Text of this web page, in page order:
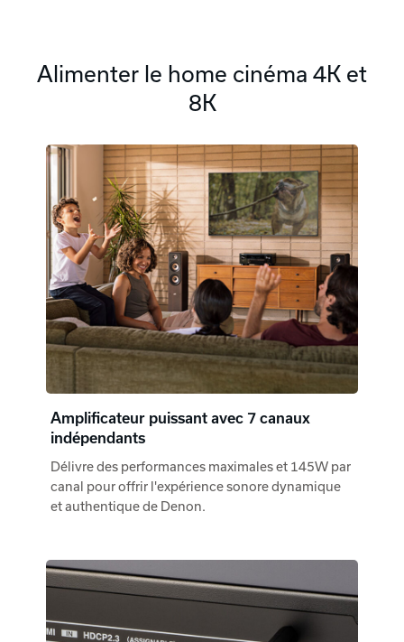
Alimenter le home cinéma 4K et
8K
Amplificateur puissant avec 7 canaux
indépendants
Délivre des performances maximales et 145W par
canal pour offrir l'expérience sonore dynamique
et authentique de Denon.